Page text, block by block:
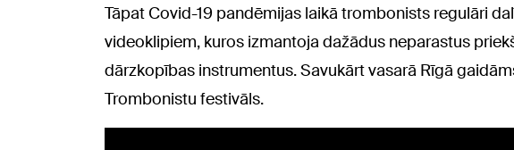
Tāpat Covid-19 pandēmijas laikā trombonists regulāri
videoklipiem, kuros izmantoja dažādus neparastus
dārzkopības instrumentus. Savukārt vasarā Rīgā
Trombonistu festivāls.